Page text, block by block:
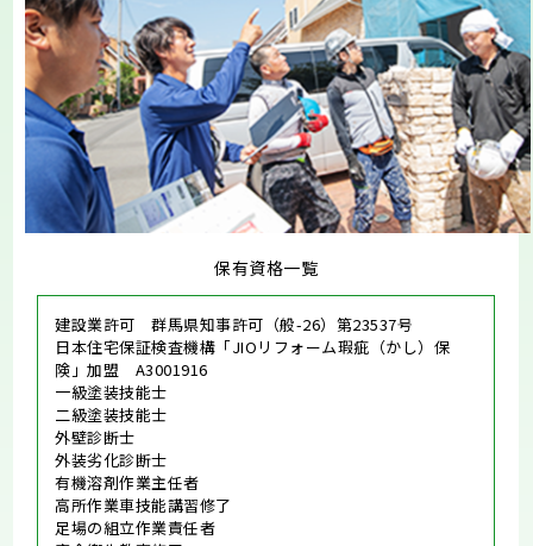
保有資格一覧
建設業許可 群馬県知事許可（般-26）第23537号
日本住宅保証検査機構「JIOリフォーム瑕疵（かし）保
険」加盟 A3001916
一級塗装技能士
二級塗装技能士
外壁診断士
外装劣化診断士
有機溶剤作業主任者
高所作業車技能講習修了
足場の組立作業責任者